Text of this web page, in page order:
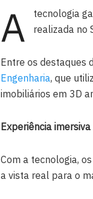
A
tecnologia
realizada no
Entre os destaques
Engenharia, que
imobiliários em 3D
Experiência imersiva
Com a tecnologia,
a vista real para o